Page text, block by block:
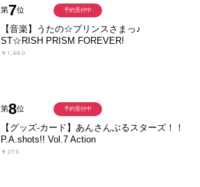
第7位
【音楽】うたの☆プリンスさまっ♪
ST☆RISH PRISM FOREVER!
￥1,650
予約受付中
第8位
【グッズ-カード】あんさんぶるスターズ！！
P.A.shots!! Vol.7 Action
￥275
予約受付中